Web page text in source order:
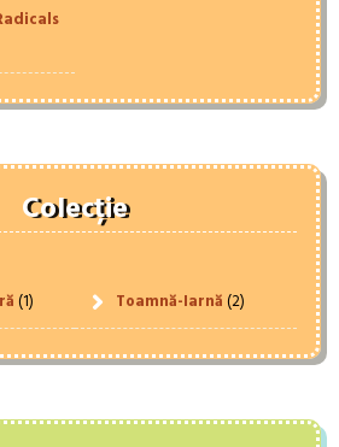
Colecție
(1) Toamnă-Iarnă(2)